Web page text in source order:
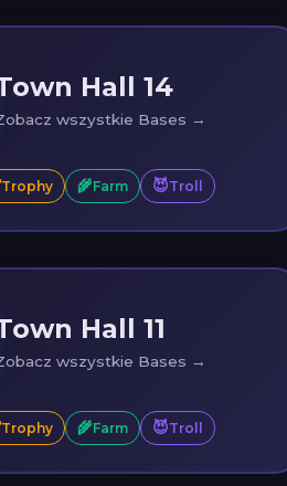
Hall 14
wszystkie Bases →
Trophy 🌾Farm 😈Troll
Hall 11
wszystkie Bases →
Trophy 🌾Farm 😈Troll